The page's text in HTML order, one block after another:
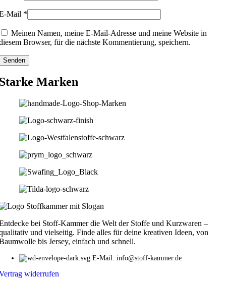
Mail *
Meinen Namen, meine E-Mail-Adresse und meine Website in
Browser, für die nächste Kommentierung, speichern.
Marken
bei Stoff-Kammer die Welt der Stoffe und Kurzwaren –
und vielseitig. Finde alles für deine kreativen Ideen, von
bis Jersey, einfach und schnell.
E-Mail: info@stoff-kammer.de
widerrufen